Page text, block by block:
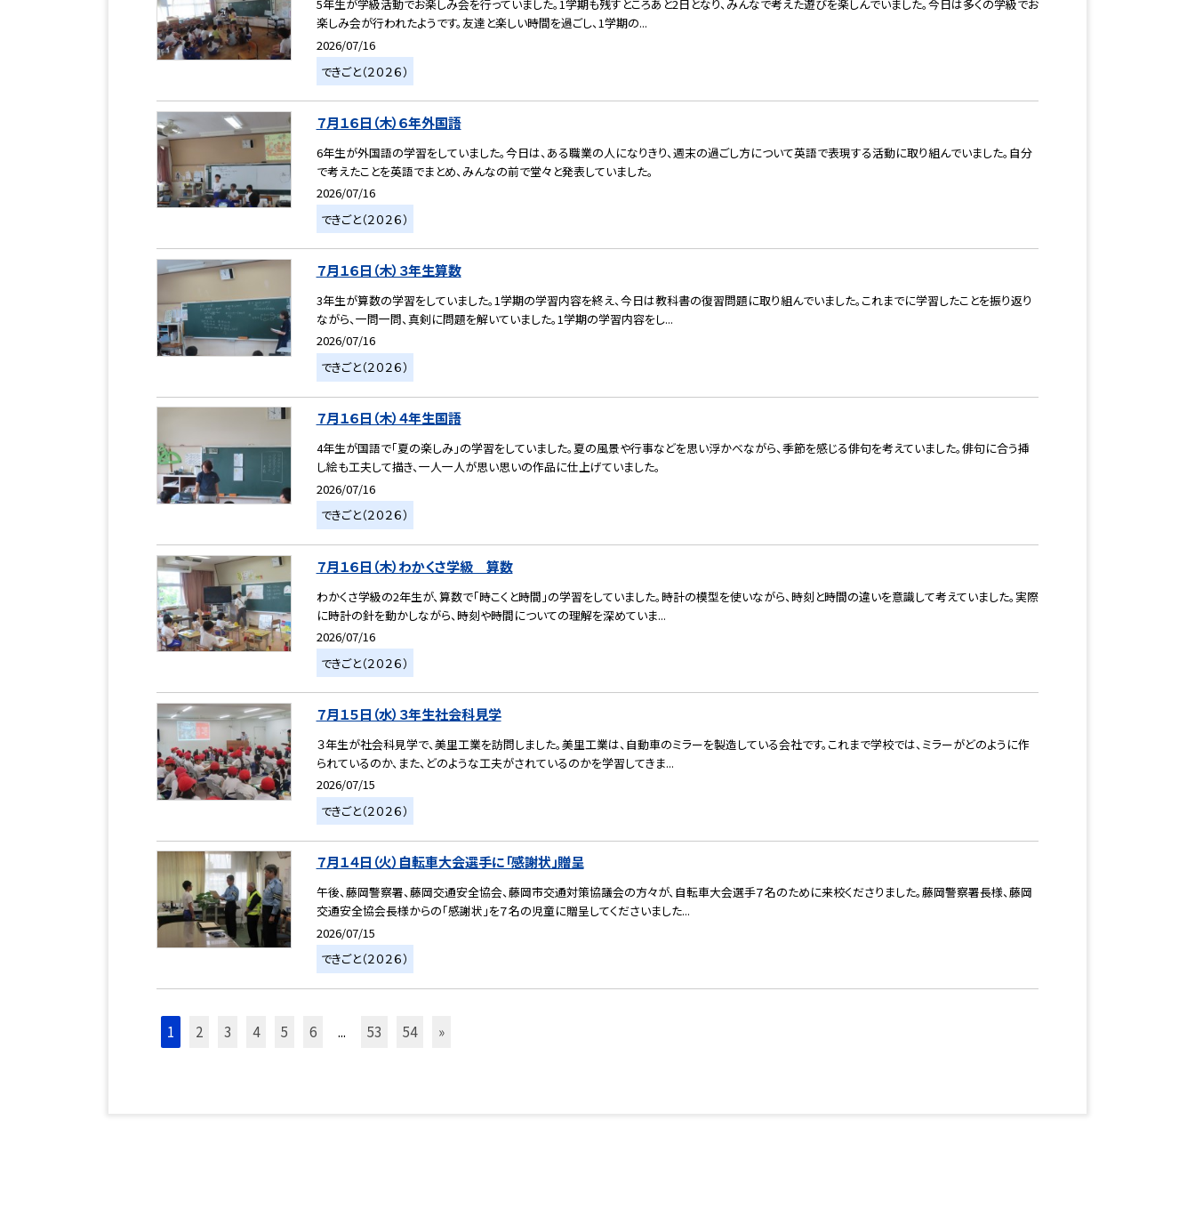
5年生が学級活動でお楽しみ会を行っていました。1学期も残すところあと2日となり、みんなで考えた遊びを楽しんでいました。今日は多くの学級でお
楽しみ会が行われたようです。友達と楽しい時間を過ごし、1学期の...
2026/07/16
できごと（２０２６）
７月１６日（木）６年外国語
6年生が外国語の学習をしていました。今日は、ある職業の人になりきり、週末の過ごし方について英語で表現する活動に取り組んでいました。自分
で考えたことを英語でまとめ、みんなの前で堂々と発表していました。
2026/07/16
できごと（２０２６）
７月１６日（木）３年生算数
3年生が算数の学習をしていました。1学期の学習内容を終え、今日は教科書の復習問題に取り組んでいました。これまでに学習したことを振り返り
ながら、一問一問、真剣に問題を解いていました。1学期の学習内容をし...
2026/07/16
できごと（２０２６）
７月１６日（木）４年生国語
4年生が国語で「夏の楽しみ」の学習をしていました。夏の風景や行事などを思い浮かべながら、季節を感じる俳句を考えていました。俳句に合う挿
し絵も工夫して描き、一人一人が思い思いの作品に仕上げていました。
2026/07/16
できごと（２０２６）
７月１６日（木）わかくさ学級 算数
わかくさ学級の2年生が、算数で「時こくと時間」の学習をしていました。時計の模型を使いながら、時刻と時間の違いを意識して考えていました。実際
に時計の針を動かしながら、時刻や時間についての理解を深めていま...
2026/07/16
できごと（２０２６）
７月１５日（水）３年生社会科見学
３年生が社会科見学で、美里工業を訪問しました。美里工業は、自動車のミラーを製造している会社です。これまで学校では、ミラーがどのように作
られているのか、また、どのような工夫がされているのかを学習してきま...
2026/07/15
できごと（２０２６）
７月１４日（火）自転車大会選手に「感謝状」贈呈
午後、藤岡警察署、藤岡交通安全協会、藤岡市交通対策協議会の方々が、自転車大会選手７名のために来校くださりました。藤岡警察署長様、藤岡
交通安全協会長様からの「感謝状」を７名の児童に贈呈してくださいました...
2026/07/15
できごと（２０２６）
1 2 3 4 5 6 ... 53 54 »